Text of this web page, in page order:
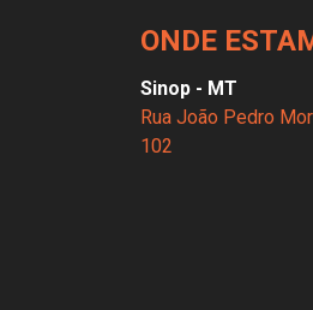
ONDE
Sinop - MT
Rua João Pedro
102